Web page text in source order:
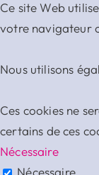
Ce site Web
Ces cookies ne
certains de ces
Nécessaire